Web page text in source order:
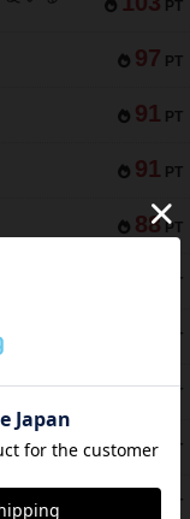
PT
97 PT
91 PT
91 PT
88 PT
PT
PT
70 PT
59 PT
PT
ンバ